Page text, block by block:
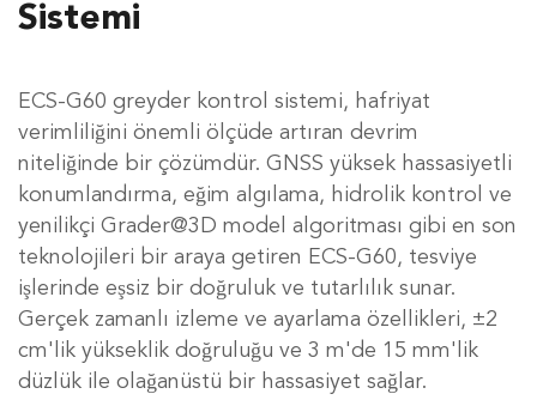
Sistemi
ECS-G60 greyder kontrol sistemi, hafriyat
verimliliğini önemli ölçüde artıran devrim
niteliğinde bir çözümdür. GNSS yüksek hassasiyetli
konumlandırma, eğim algılama, hidrolik kontrol ve
yenilikçi Grader@3D model algoritması gibi en son
teknolojileri bir araya getiren ECS-G60, tesviye
işlerinde eşsiz bir doğruluk ve tutarlılık sunar.
Gerçek zamanlı izleme ve ayarlama özellikleri, ±2
cm'lik yükseklik doğruluğu ve 3 m'de 15 mm'lik
düzlük ile olağanüstü bir hassasiyet sağlar.